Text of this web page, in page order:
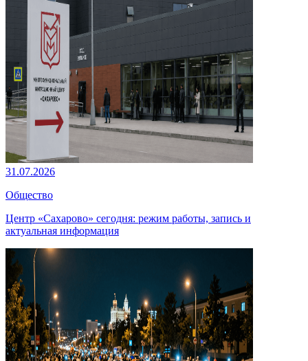
31.07.2026
Общество
Центр «Сахарово» сегодня: режим работы, запись и
актуальная информация